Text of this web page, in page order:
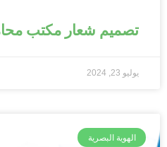
تصميم شعار مكتب
يوليو 23, 2024
الهوية البصرية